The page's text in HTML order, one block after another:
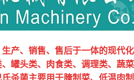
、销售、售后于一体的现代
罐头类、肉食类、调理类、
杀菌主要用于腌制菜、低温